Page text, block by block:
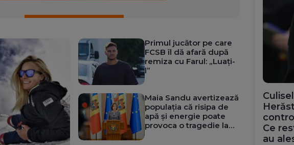
Primul jucător pe care
FCSB îl dă afară după
remiza cu Farul: „Luați-
l”
Maia Sandu avertizează
populația că risipa de
apă și energie poate
provoca o tragedie la
Ce
au